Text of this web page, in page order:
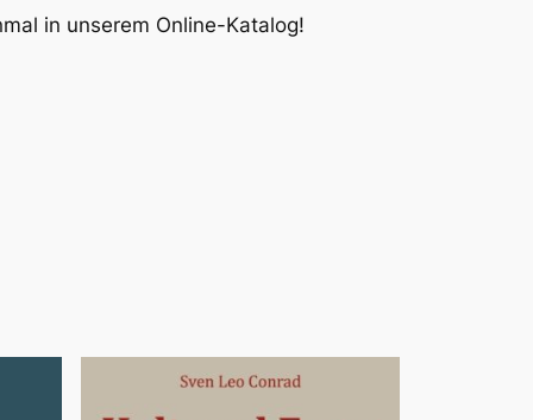
in unserem Online-Katalog!